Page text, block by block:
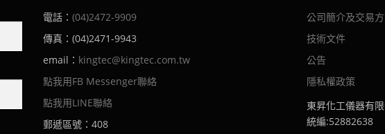
電話： (04)2472-9909
傳真：(04)2471-9943
email： kingtec@kingtec.com.tw
點我用FB Messenger聯絡
點我用LINE聯絡
郵遞區號：408
公司簡介及交易
技術文件
公告
隱私權政策
東昇化工儀器有
統編:52882638